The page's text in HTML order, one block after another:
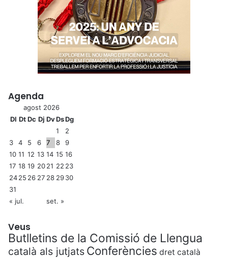
Agenda
agost 2026
Dl DtDc Dj DvDsDg
1
2
3
4 5 6 7 8
9
10 11 12 13 14 15 16
17 18 19 2021 22 23
2425 26 27 28 2930
31
« jul.
set. »
Veus
Butlletins de la Comissió de Llengua
català als jutjats Conferències dret català